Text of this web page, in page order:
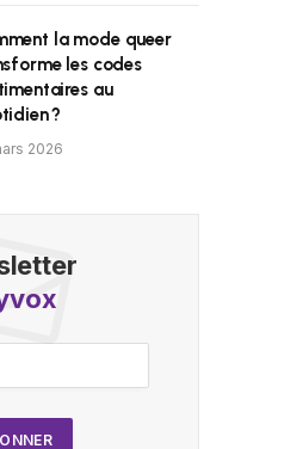
la mode queer
les codes
au
?
2026